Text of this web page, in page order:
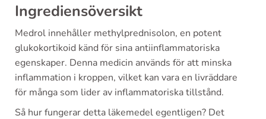
Ingrediensöversikt
Medrol innehåller methylprednisolon, en potent
glukokortikoid känd för sina antiinflammatoriska
egenskaper. Denna medicin används för att minska
inflammation i kroppen, vilket kan vara en livräddare
för många som lider av inflammatoriska tillstånd.
Så hur fungerar detta läkemedel egentligen? Det